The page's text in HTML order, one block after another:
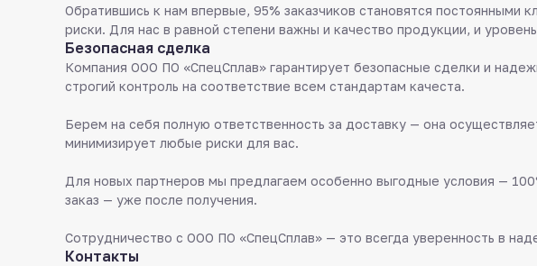
Обратившись к нам впервые, 95% заказчиков становятся
риски. Для нас в равной степени важны и качество продукции, и
Безопасная сделка
Компания ООО ПО «СпецСплав» гарантирует безопасные сделки и
строгий контроль на соответствие всем стандартам качеста.
Берем на себя полную ответственность за доставку — она
минимизирует любые риски для вас.
Для новых партнеров мы предлагаем особенно выгодные условия —
заказ — уже после получения.
Сотрудничество с ООО ПО «СпецСплав» — это всегда уверенность в
Контакты